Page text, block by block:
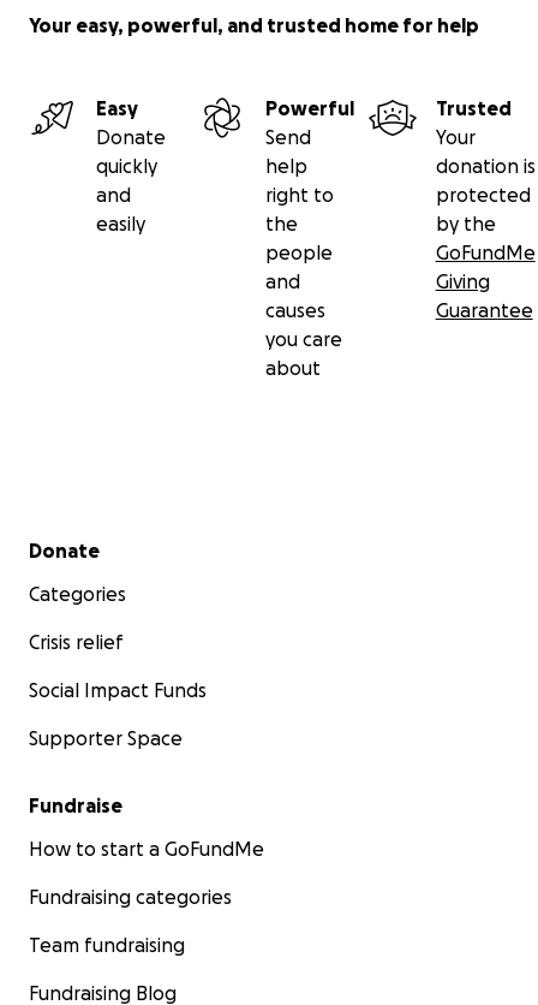
Your easy, powerful, and trusted home for help
Easy
Donate
quickly
and
easily
Powerful
Send
help
right to
the
people
and
causes
you care
about
Trusted
Your
donation is
protected
by the
GoFundMe
Giving
Guarantee
Secondary menu
Donate
Categories
Crisis relief
Social Impact Funds
Supporter Space
Fundraise
How to start a GoFundMe
Fundraising categories
Team fundraising
Fundraising Blog